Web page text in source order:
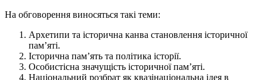
На обговорення виносяться такі теми:
Архетипи та історична канва становлення історичної
пам’яті.
Історична пам’ять та політика історії.
Особистісна значущість історичної пам’яті.
Національний розбрат як квазінаціональна ідея в